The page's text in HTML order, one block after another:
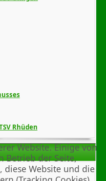
Rhüden
Website. Einige von
Betrieb der Seite,
Website und die